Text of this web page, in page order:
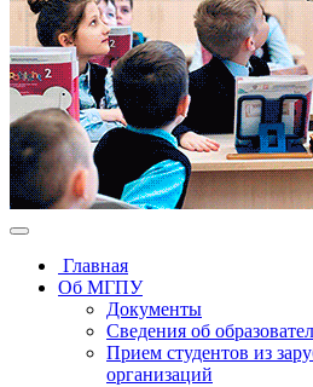
Главная
Об МГПУ
Документы
Сведения об
Прием студентов из
организаций